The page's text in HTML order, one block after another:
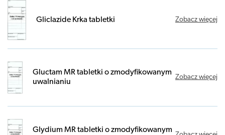
Gliclazide Krka tabletki Zobacz więcej
Gluctam MR tabletki o zmodyfikowanym
uwalnianiu
Zobacz więcej
Glydium MR tabletki o zmodyfikowanym